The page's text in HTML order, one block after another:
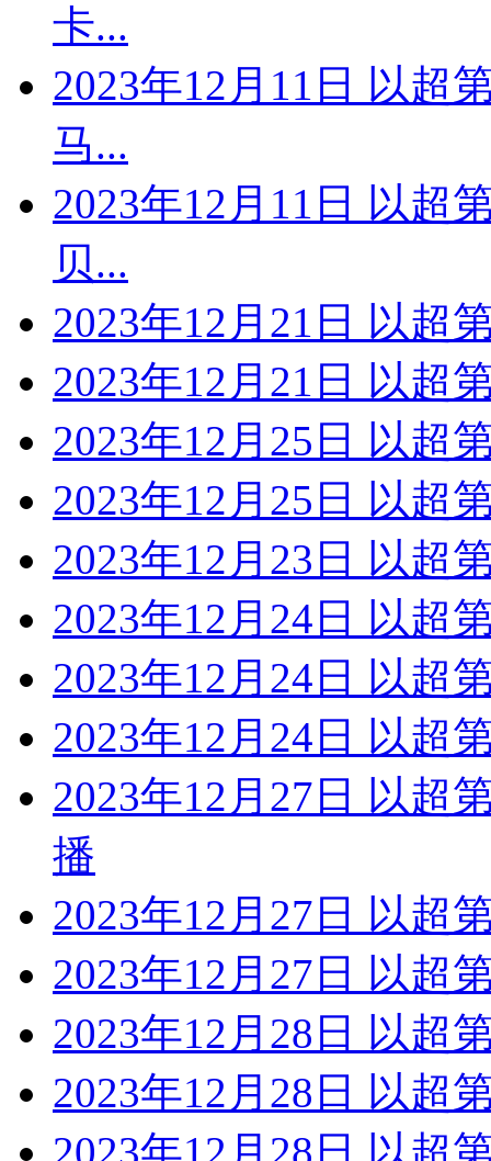
卡...
2023年12月11日 以超
马...
2023年12月11日 以超
贝...
2023年12月21日 以超
2023年12月21日 以超
2023年12月25日 以超
2023年12月25日 以超
2023年12月23日 以超
2023年12月24日 以超
2023年12月24日 以超
2023年12月24日 以超
2023年12月27日 以超
播
2023年12月27日 以超
2023年12月27日 以超
2023年12月28日 以超
2023年12月28日 以超
2023年12月28日 以超